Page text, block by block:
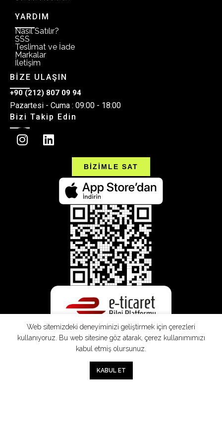
YARDIM
Nasıl Satılır?
SSS
Teslimat ve İade
Markalar
İletişim
BİZE ULAŞIN
+90 (212) 807 09 94
Pazartesi - Cuma : 09:00 - 18:00
Bizi Takip Edin
BİZİMLE SAT
Web sitemizdeki deneyiminizi geliştirmek için çerezleri
kullanıyoruz. Bu web sitesine göz atarak, çerez kullanımımızı
kabul etmiş olursunuz.
KABUL ET
Sepet